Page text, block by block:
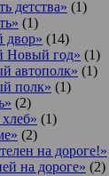
детства» (1)
(1)
двор» (14)
Новый год» (1)
автополк» (1)
полк» (1)
(2)
(1)
(2)
на дороге!»
на дороге» (2)